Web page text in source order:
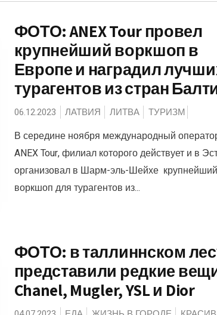
ФОТО: ANEX Tour провел
крупнейший воркшоп в
Европе и наградил
турагентов из стран
06.12.2023 ЛАТВИЯ ЛИТВА ТУРИЗМ
В середине ноября международный
ANEX Tour, филиал которого действует и в
организовал в Шарм-эль-Шейхе крупнейший
воркшоп для турагентов из...
ФОТО: в таллиннском
представили редкие
Chanel, Mugler, YSL и Dior